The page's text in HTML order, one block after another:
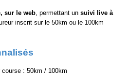
sur le web, permettant unsuivi live à
inscrit sur le 50km ou le 100km
course : 50km / 100km